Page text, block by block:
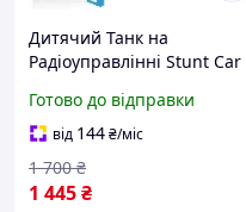
Дитячий Танк на
Радіоуправлінні Stunt Car
Управління Жестами та
Пультом + Світло Музика
та LED Підсвічування
Готово до відправки
від 144₴/міс
1 445₴
1 700 ₴